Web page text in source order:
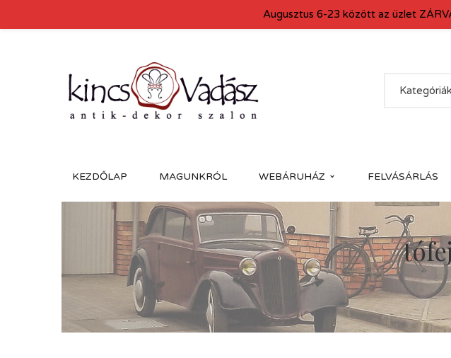
Kategóriák
KEZDŐLAP MAGUNKRÓL WEBÁRUHÁZ FELVÁSÁRLÁS
Augusztus 6-23 között az üzlet